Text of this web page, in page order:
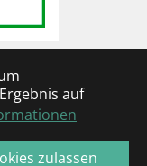
auf
zulassen